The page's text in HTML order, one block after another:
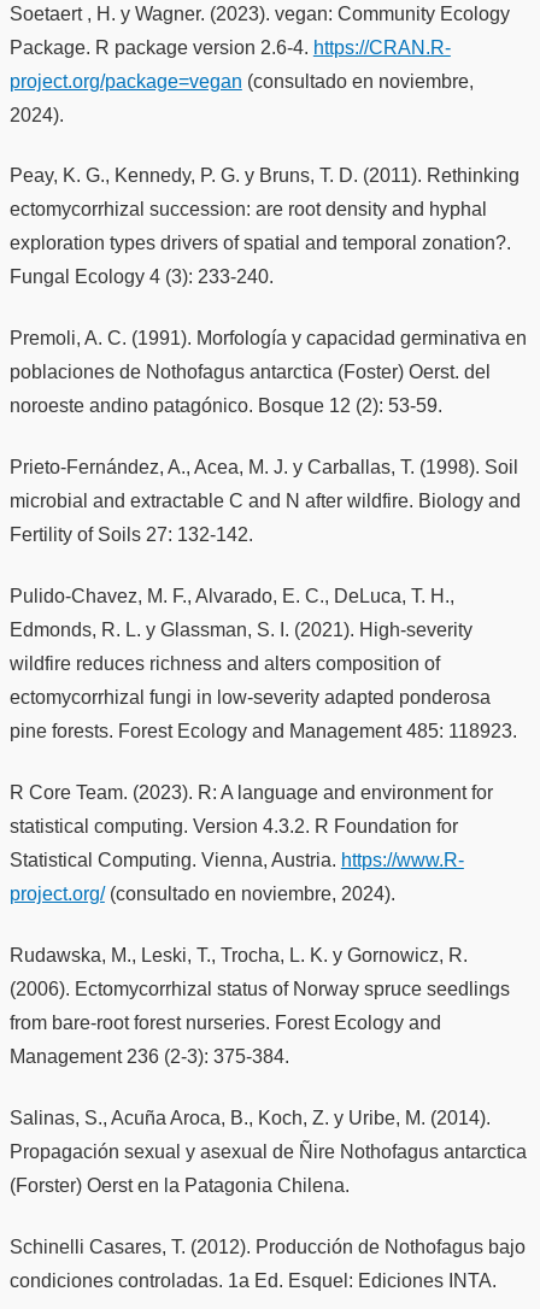
Soetaert , H. y Wagner. (2023). vegan: Community Ecology
Package. R package version 2.6-4. https://CRAN.R-
project.org/package=vegan (consultado en noviembre,
2024).
Peay, K. G., Kennedy, P. G. y Bruns, T. D. (2011). Rethinking
ectomycorrhizal succession: are root density and hyphal
exploration types drivers of spatial and temporal zonation?.
Fungal Ecology 4 (3): 233-240.
Premoli, A. C. (1991). Morfología y capacidad germinativa en
poblaciones de Nothofagus antarctica (Foster) Oerst. del
noroeste andino patagónico. Bosque 12 (2): 53-59.
Prieto-Fernández, A., Acea, M. J. y Carballas, T. (1998). Soil
microbial and extractable C and N after wildfire. Biology and
Fertility of Soils 27: 132-142.
Pulido-Chavez, M. F., Alvarado, E. C., DeLuca, T. H.,
Edmonds, R. L. y Glassman, S. I. (2021). High-severity
wildfire reduces richness and alters composition of
ectomycorrhizal fungi in low-severity adapted ponderosa
pine forests. Forest Ecology and Management 485: 118923.
R Core Team. (2023). R: A language and environment for
statistical computing. Version 4.3.2. R Foundation for
Statistical Computing. Vienna, Austria. https://www.R-
project.org/(consultado en noviembre, 2024).
Rudawska, M., Leski, T., Trocha, L. K. y Gornowicz, R.
(2006). Ectomycorrhizal status of Norway spruce seedlings
from bare-root forest nurseries. Forest Ecology and
Management 236 (2-3): 375-384.
Salinas, S., Acuña Aroca, B., Koch, Z. y Uribe, M. (2014).
Propagación sexual y asexual de Ñire Nothofagus antarctica
(Forster) Oerst en la Patagonia Chilena.
Schinelli Casares, T. (2012). Producción de Nothofagus bajo
condiciones controladas. 1a Ed. Esquel: Ediciones INTA.